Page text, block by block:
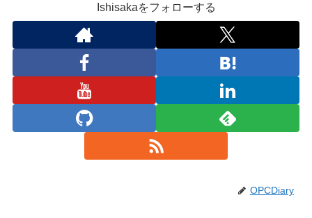
Ishisakaをフォローする
OPCDiary